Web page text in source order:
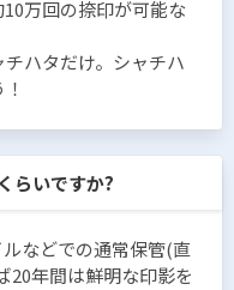
万回の捺印が可能な
ハタだけ。シャチハ
らいですか?
などでの通常保管(直
20年間は鮮明な印影を